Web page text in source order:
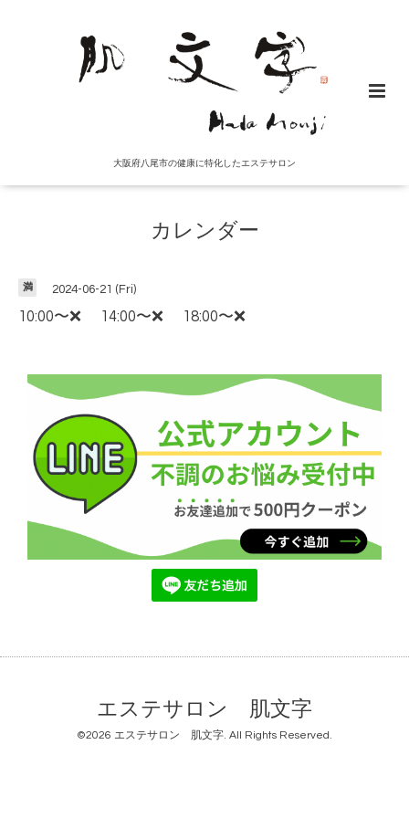
大阪府八尾市の健康に特化したエステサロン
カレンダー
満 2024-06-21 (Fri)
10:00〜❌ 14:00〜❌ 18:00〜❌
エステサロン 肌文字
©2026 エステサロン 肌文字. All Rights Reserved.